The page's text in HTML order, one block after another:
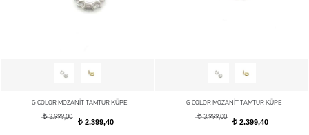
G COLOR MOZANİT TAMTUR KÜPE
t3.999,00
t 2.399,40
G COLOR MOZANİT TAMTUR KÜPE
t3.999,00
t 2.399,40